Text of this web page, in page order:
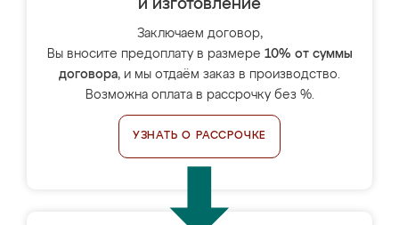
и изготовление
Заключаем договор,
Вы вносите предоплату в размере 10% от суммы
договора, и мы отдаём заказ в производство.
Возможна оплата в рассрочку без %.
УЗНАТЬ О РАССРОЧКЕ